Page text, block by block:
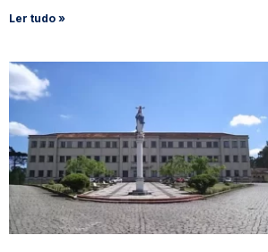
Ler tudo »